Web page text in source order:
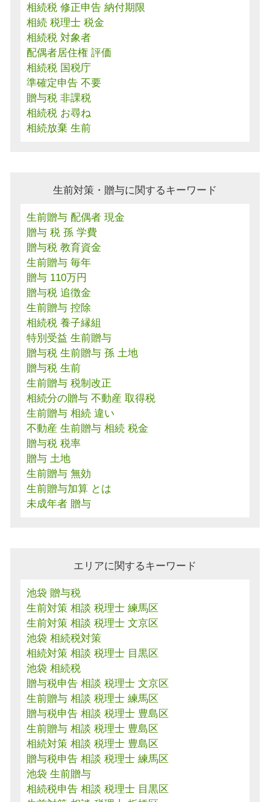
相続税 修正申告 納付期限
相続 税理士 税金
相続税 対象者
配偶者居住権 評価
相続税 国税庁
準確定申告 不要
贈与税 非課税
相続税 お尋ね
相続放棄 生前
生前対策・贈与に関するキーワード
生前贈与 配偶者 現金
贈与 税 孫 学費
贈与税 教育資金
生前贈与 毎年
贈与 110万円
贈与税 追徴金
生前贈与 控除
相続税 養子縁組
特別受益 生前贈与
贈与税 生前贈与 孫 土地
贈与税 生前
生前贈与 税制改正
相続分の贈与 不動産 取得税
生前贈与 相続 違い
不動産 生前贈与 相続 税金
贈与税 税率
贈与 土地
生前贈与 無効
生前贈与加算 とは
未成年者 贈与
エリアに関するキーワード
池袋 贈与税
生前対策 相談 税理士 練馬区
生前対策 相談 税理士 文京区
池袋 相続税対策
相続対策 相談 税理士 目黒区
池袋 相続税
贈与税申告 相談 税理士 文京区
生前贈与 相談 税理士 練馬区
贈与税申告 相談 税理士 豊島区
生前贈与 相談 税理士 豊島区
相続対策 相談 税理士 豊島区
贈与税申告 相談 税理士 練馬区
池袋 生前贈与
相続税申告 相談 税理士 目黒区